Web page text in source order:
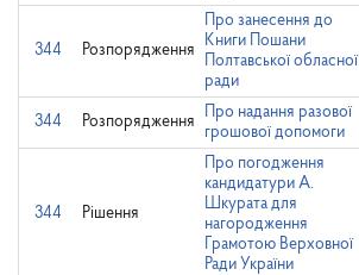
344 Розпорядження
Про занесення до
Книги Пошани
Полтавської обласної
ради
344 Розпорядження
Про надання разової
грошової допомоги
344 Рішення
Про погодження
кандидатури А.
Шкурата для
нагородження
Грамотою Верховної
Ради України